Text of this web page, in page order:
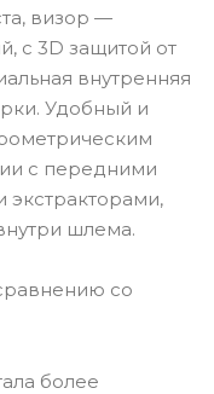
визор —
с 3D защитой от
внутренняя
Удобный и
с передними
экстракторами,
шлема.
со
более